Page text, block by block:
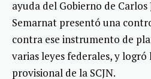
ayuda del Gobierno de
Semarnat presentó una
contra ese instrumento de
varias leyes federales, y logró
provisional de la SCJN.